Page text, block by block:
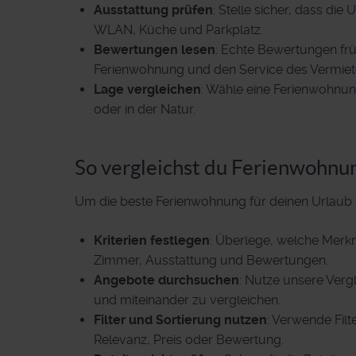
Ausstattung prüfen: Stelle sicher, dass die
WLAN, Küche und Parkplatz.
Bewertungen lesen: Echte Bewertungen
Ferienwohnung und den Service des
Lage vergleichen: Wähle eine
oder in der Natur.
So vergleichst du
Um die beste Ferienwohnung für deinen
Kriterien festlegen: Überlege, welche
Zimmer, Ausstattung und Bewertungen.
Angebote durchsuchen: Nutze unsere
und miteinander zu vergleichen.
Filter und Sortierung nutzen: Verwende
Relevanz, Preis oder Bewertung.